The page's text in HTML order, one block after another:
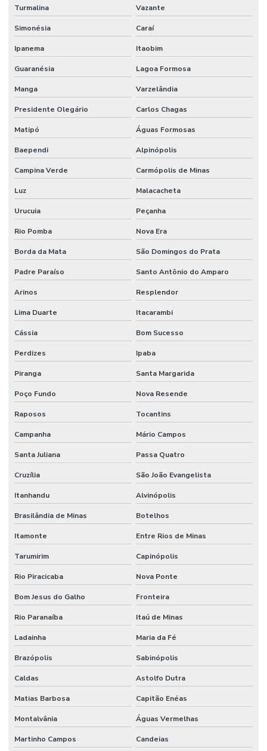
Planos De Manutenção Preventiva Para Indústrias
Planos de manutenção preventiva
Prevenção De Falhas Em Equipamentos
Profissional de limpeza industrial
Projetos de infraestrutura e manutenção empresarial
Rede De Manutenção Preventiva
Reforma De Instalações Hidráulicas
Reforma E Manutenção Predial Completa
Reformas E Manutenção Predial
Remoção De Resíduos E Limpeza Eficaz
Retrofit de equipamentos industriais
Retrofit de instalações
Serviço Completo De Limpeza Corporativa
Serviço De Jardinagem E Conservação
Serviço De Limpeza De Escritórios
Serviço De Limpeza Regular E Programada
Serviço De Manutenção Predial Completo
Serviço De Manutenção Preditiva
Serviço De Manutenção Preventiva Para Máquinas
Serviço De Pintura Em Edificações
Serviço especializado de elétrica
Serviço Especializado Em Manutenção Preventiva
Serviço de facilities
Serviço de facilities industrial
Serviço de infraestrutura
Serviço de manutenção
Serviço de manutenção industrial
Serviço de montagem industrial
Turmalina Vazante
Simonésia Caraí
Ipanema Itaobim
Guaranésia Lagoa Formosa
Manga Varzelândia
Presidente Olegário Carlos Chagas
Matipó Águas Formosas
Baependi Alpinópolis
Campina Verde Carmópolis de Minas
Luz Malacacheta
Urucuia Peçanha
Rio Pomba Nova Era
Borda da Mata São Domingos do Prata
Padre Paraíso Santo Antônio do Amparo
Arinos Resplendor
Lima Duarte Itacarambi
Cássia Bom Sucesso
Perdizes Ipaba
Piranga Santa Margarida
Poço Fundo Nova Resende
Raposos Tocantins
Campanha Mário Campos
Santa Juliana Passa Quatro
Cruzília São João Evangelista
Itanhandu Alvinópolis
Brasilândia de Minas Botelhos
Itamonte Entre Rios de Minas
Tarumirim Capinópolis
Rio Piracicaba Nova Ponte
Bom Jesus do Galho Fronteira
Rio Paranaíba Itaú de Minas
Ladainha Maria da Fé
Brazópolis Sabinópolis
Caldas Astolfo Dutra
Matias Barbosa Capitão Enéas
Montalvânia Águas Vermelhas
Martinho Campos Candeias